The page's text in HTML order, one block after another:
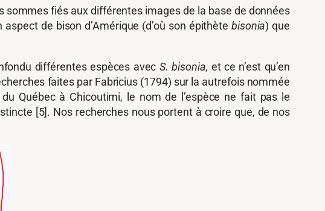
sommes fiés aux différentes images de la base de données
de bison d’Amérique (d’où son épithètebisonia) que
différentes espèces avec S. bisonia, et ce n’est qu’en
faites par Fabricius (1794) sur la autrefois nommée
Québec à Chicoutimi, le nom de l’espèce ne fait pas le
[5]. Nos recherches nous portent à croire que, de nos